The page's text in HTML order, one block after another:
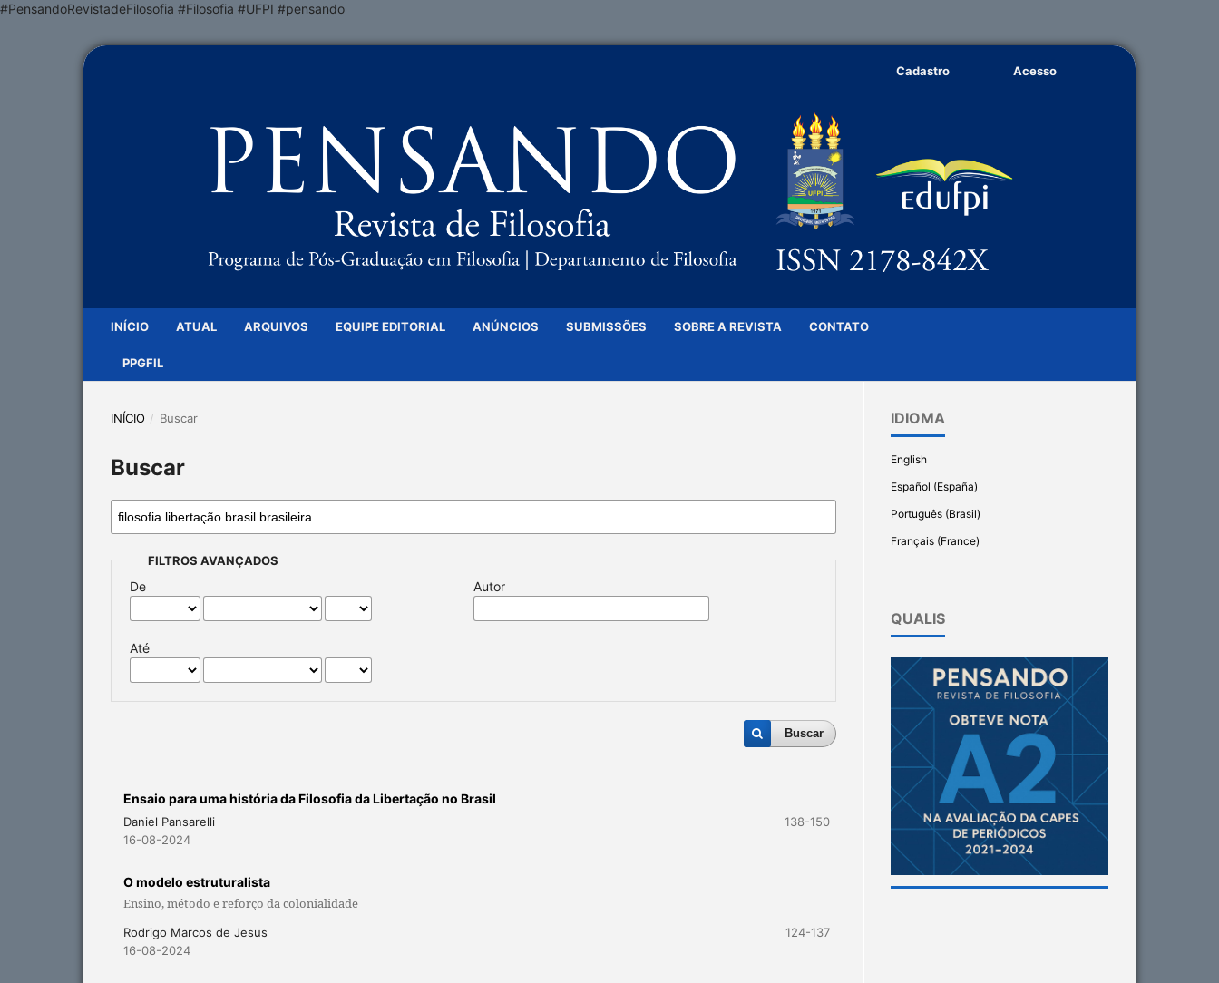
#PensandoRevistadeFilosofia #Filosofia #UFPI #pensando
INÍCIO ATUAL ARQUIVOS EQUIPE EDITORIAL ANÚNCIOS SUBMISSÕES SOBRE A REVISTA CONTATO
PPGFIL
Cadastro Acesso
INÍCIO / Buscar
Buscar
FILTROS AVANÇADOS
De
Até
Autor
Buscar
Ensaio para uma história da Filosofia da Libertação no Brasil
Daniel Pansarelli
138-150
16-08-2024
O modelo estruturalista
Ensino, método e reforço da colonialidade
Rodrigo Marcos de Jesus
124-137
16-08-2024
IDIOMA
English
Español (España)
Português (Brasil)
Français (France)
QUALIS